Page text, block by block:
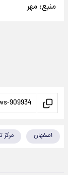
منبع: مهر
اصفهان